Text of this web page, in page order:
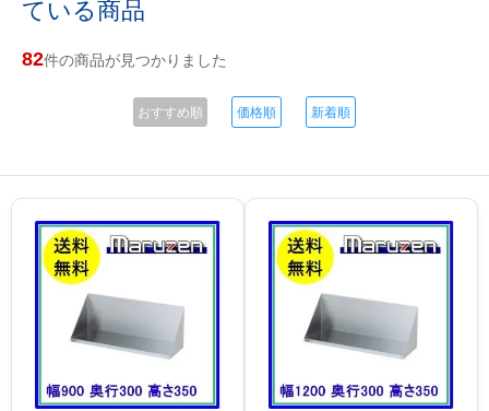
ている商品
82件の商品が見つかりました
おすすめ順 価格順 新着順